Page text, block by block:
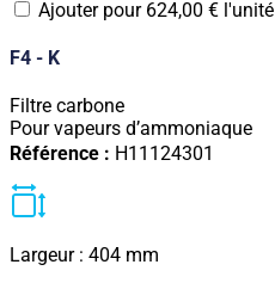
Ajouter pour 624,00 € l'unité
F4 - K
Filtre carbone
Pour vapeurs d’ammoniaque
Référence : H11124301
Largeur : 404 mm